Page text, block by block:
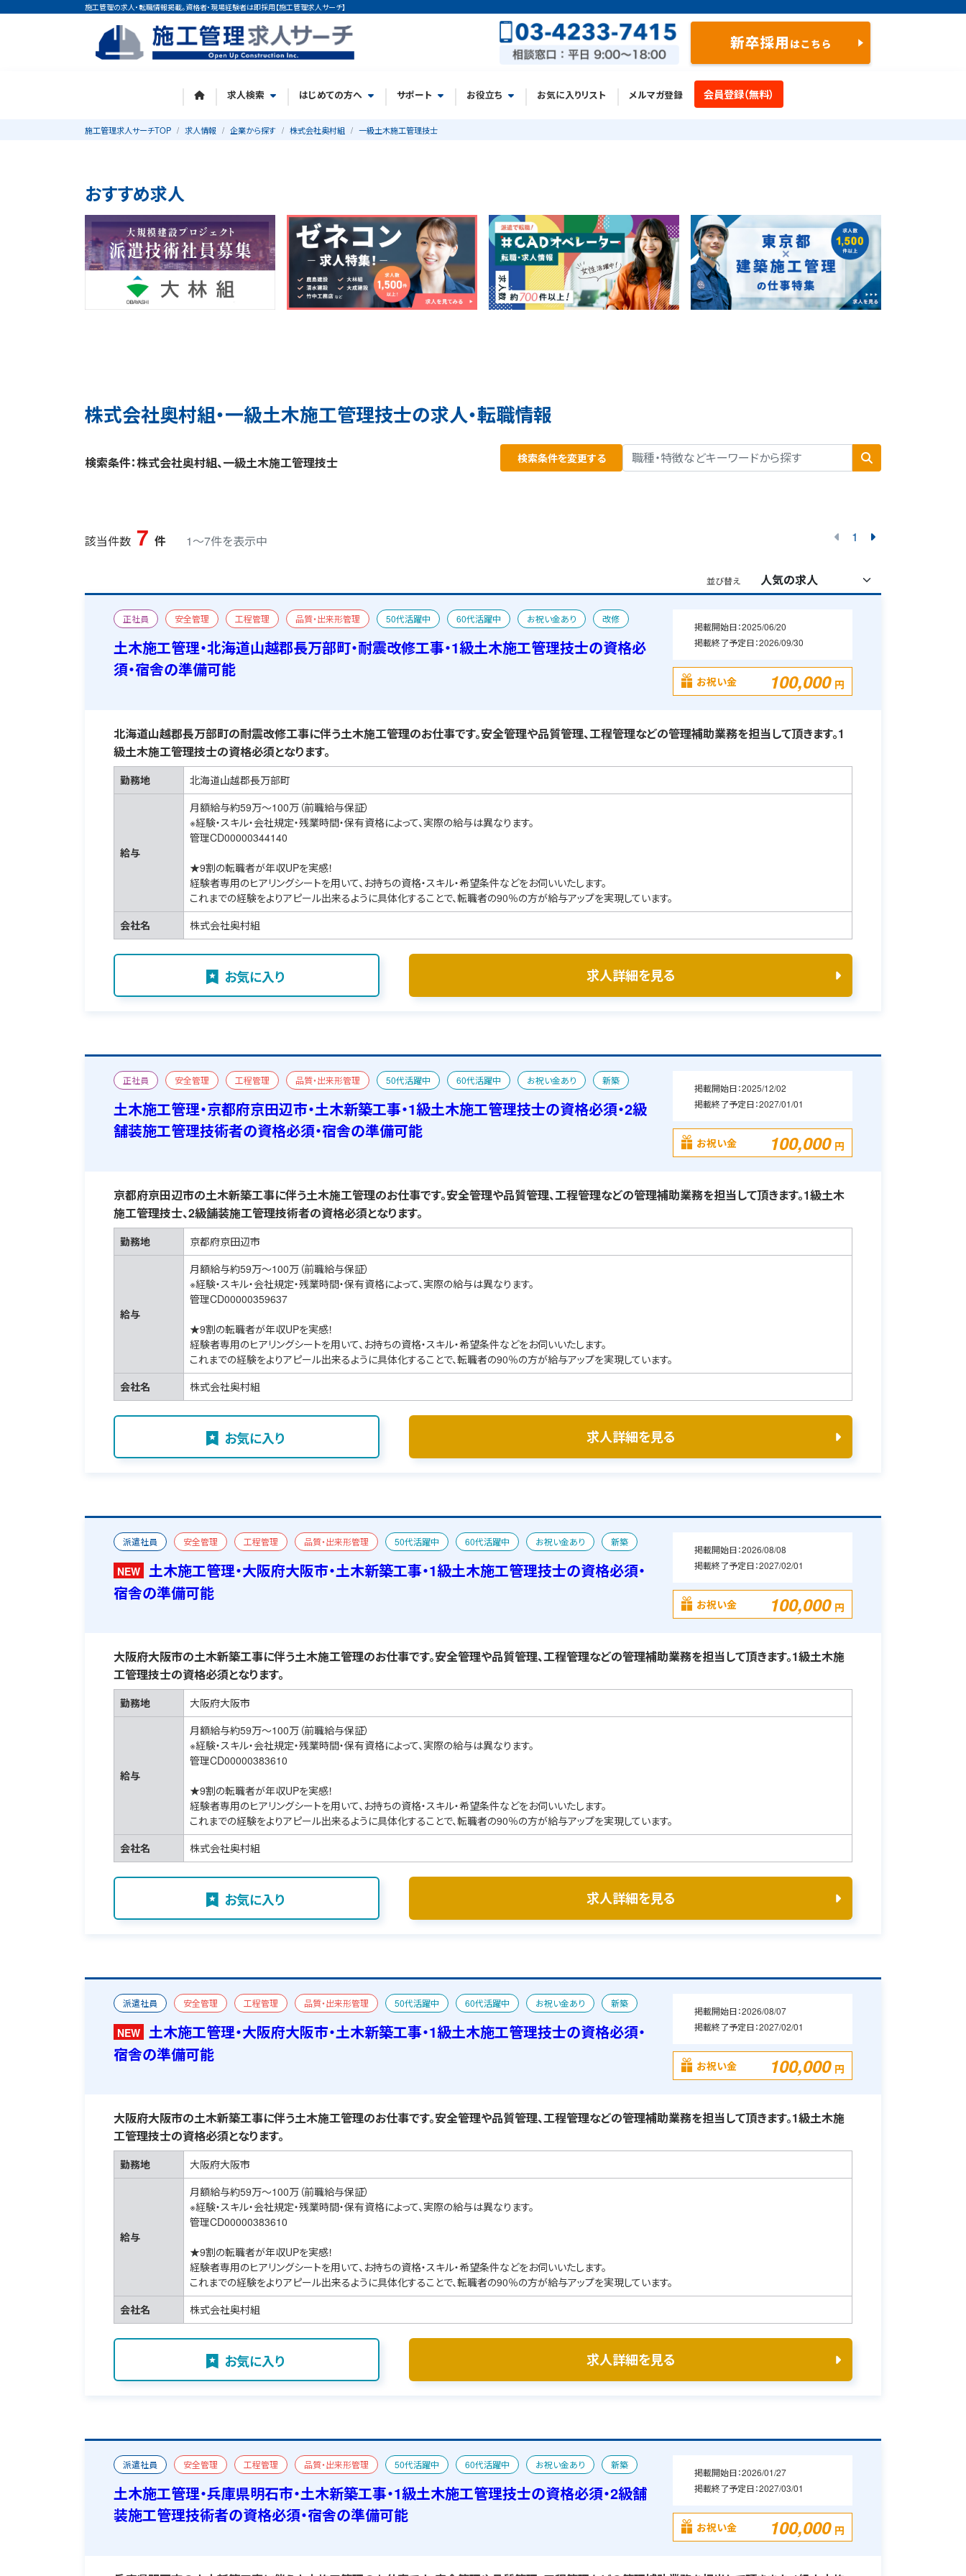
施工管理の求人・転職情報掲載。資格者・現場経験者は即採用【施工管理求人サーチ】
求人検索 はじめての方へ サポート お役立ち お気に入りリスト メルマガ登録 会員登録（無料）
施工管理求人サーチTOP 求人情報 企業から探す 株式会社奥村組 一級土木施工管理技士
おすすめ求人
株式会社奥村組・一級土木施工管理技士の求人・転職情報
検索条件：株式会社奥村組、一級土木施工管理技士 検索条件を変更する
該当件数 7 件 1〜7件を表示中 1
並び替え
正社員 安全管理 工程管理 品質・出来形管理 50代活躍中 60代活躍中 お祝い金あり
改修
一級土木施工管理技士
宿舎あり
土木施工管理・北海道山越郡長万部町・耐震改修工事・1級土木施工管理技士の資格必
須・宿舎の準備可能
掲載開始日：2025/06/20
掲載終了予定日：2026/09/30
お祝い金 100,000 円
北海道山越郡長万部町の耐震改修工事に伴う土木施工管理のお仕事です。安全管理や品質管理、工程管理などの管理補助業務を担当して頂きます。1
級土木施工管理技士の資格必須となります。
勤務地 北海道山越郡長万部町
給与
月額給与約59万～100万（前職給与保証）
※経験・スキル・会社規定・残業時間・保有資格によって、実際の給与は異なります。
管理CD00000344140
★9割の転職者が年収UPを実感！
経験者専用のヒアリングシートを用いて、お持ちの資格・スキル・希望条件などをお伺いいたします。
これまでの経験をよりアピール出来るように具体化することで、転職者の90％の方が給与アップを実現しています。
会社名
株式会社奥村組
お気に入り 求人詳細を見る
正社員 安全管理 工程管理 品質・出来形管理 50代活躍中 60代活躍中 お祝い金あり
新築
一級土木施工管理技士
二級舗装施工管理技術者 宿舎あり
土木施工管理・京都府京田辺市・土木新築工事・1級土木施工管理技士の資格必須・2級
舗装施工管理技術者の資格必須・宿舎の準備可能
掲載開始日：2025/12/02
掲載終了予定日：2027/01/01
お祝い金 100,000 円
京都府京田辺市の土木新築工事に伴う土木施工管理のお仕事です。安全管理や品質管理、工程管理などの管理補助業務を担当して頂きます。1級土木
施工管理技士、2級舗装施工管理技術者の資格必須となります。
勤務地 京都府京田辺市
給与
月額給与約59万～100万（前職給与保証）
※経験・スキル・会社規定・残業時間・保有資格によって、実際の給与は異なります。
管理CD00000359637
★9割の転職者が年収UPを実感！
経験者専用のヒアリングシートを用いて、お持ちの資格・スキル・希望条件などをお伺いいたします。
これまでの経験をよりアピール出来るように具体化することで、転職者の90％の方が給与アップを実現しています。
会社名
株式会社奥村組
お気に入り 求人詳細を見る
派遣社員 安全管理 工程管理 品質・出来形管理 50代活躍中 60代活躍中 お祝い金あり
新築
一級土木施工管理技士
宿舎あり
NEW 土木施工管理・大阪府大阪市・土木新築工事・1級土木施工管理技士の資格必須・
宿舎の準備可能
掲載開始日：2026/08/08
掲載終了予定日：2027/02/01
お祝い金 100,000 円
大阪府大阪市の土木新築工事に伴う土木施工管理のお仕事です。安全管理や品質管理、工程管理などの管理補助業務を担当して頂きます。1級土木施
工管理技士の資格必須となります。
勤務地 大阪府大阪市
給与
月額給与約59万～100万（前職給与保証）
※経験・スキル・会社規定・残業時間・保有資格によって、実際の給与は異なります。
管理CD00000383610
★9割の転職者が年収UPを実感！
経験者専用のヒアリングシートを用いて、お持ちの資格・スキル・希望条件などをお伺いいたします。
これまでの経験をよりアピール出来るように具体化することで、転職者の90％の方が給与アップを実現しています。
会社名
株式会社奥村組
お気に入り 求人詳細を見る
派遣社員 安全管理 工程管理 品質・出来形管理 50代活躍中 60代活躍中 お祝い金あり
新築
一級土木施工管理技士
宿舎あり
NEW 土木施工管理・大阪府大阪市・土木新築工事・1級土木施工管理技士の資格必須・
宿舎の準備可能
掲載開始日：2026/08/07
掲載終了予定日：2027/02/01
お祝い金 100,000 円
大阪府大阪市の土木新築工事に伴う土木施工管理のお仕事です。安全管理や品質管理、工程管理などの管理補助業務を担当して頂きます。1級土木施
工管理技士の資格必須となります。
勤務地 大阪府大阪市
給与
月額給与約59万～100万（前職給与保証）
※経験・スキル・会社規定・残業時間・保有資格によって、実際の給与は異なります。
管理CD00000383610
★9割の転職者が年収UPを実感！
経験者専用のヒアリングシートを用いて、お持ちの資格・スキル・希望条件などをお伺いいたします。
これまでの経験をよりアピール出来るように具体化することで、転職者の90％の方が給与アップを実現しています。
会社名
株式会社奥村組
お気に入り 求人詳細を見る
派遣社員 安全管理 工程管理 品質・出来形管理 50代活躍中 60代活躍中 お祝い金あり
新築
一級土木施工管理技士
二級舗装施工管理技術者 宿舎あり
土木施工管理・兵庫県明石市・土木新築工事・1級土木施工管理技士の資格必須・2級舗
装施工管理技術者の資格必須・宿舎の準備可能
掲載開始日：2026/01/27
掲載終了予定日：2027/03/01
お祝い金 100,000 円